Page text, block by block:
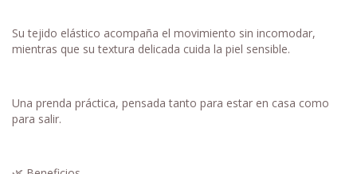
Su tejido elástico acompaña el movimiento sin incomodar,
mientras que su textura delicada cuida la piel sensible.
Una prenda práctica, pensada tanto para estar en casa como
para salir.